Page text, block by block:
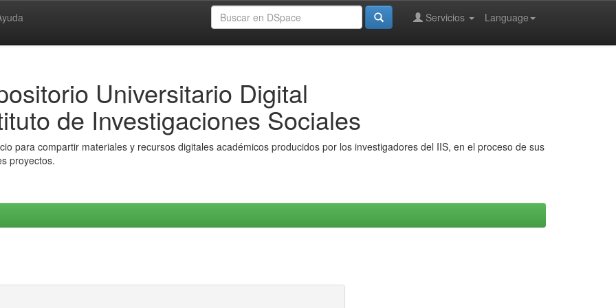
Language
Servicios
Universitario Digital
de Investigaciones Sociales
para compartir materiales y recursos digitales académicos producidos por los investigadores del IIS, en el proceso de sus
proyectos.